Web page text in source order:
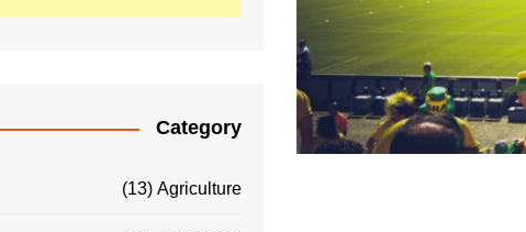
Category
Agriculture
(13)